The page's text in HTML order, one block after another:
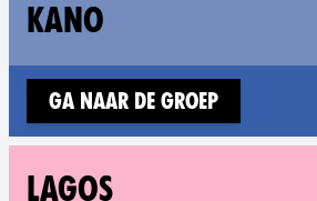
KANO
Ga naar de groep
LAGOS